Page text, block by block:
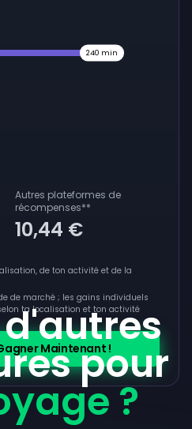
240 min
Autres plateformes de
récompenses**
10,44 €
de ton activité et de la
de marché ; les gains individuels
ta localisation et ton activité
Maintenant !pour
?